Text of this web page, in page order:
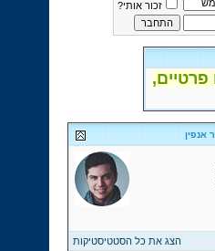
זכור אותי?
אנפין
הצג את כל הסטטיסטיקות